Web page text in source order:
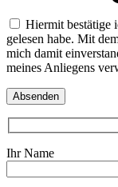
Hiermit bestätige
gelesen habe. Mit
mich damit
meines Anliegens
Ihr Name